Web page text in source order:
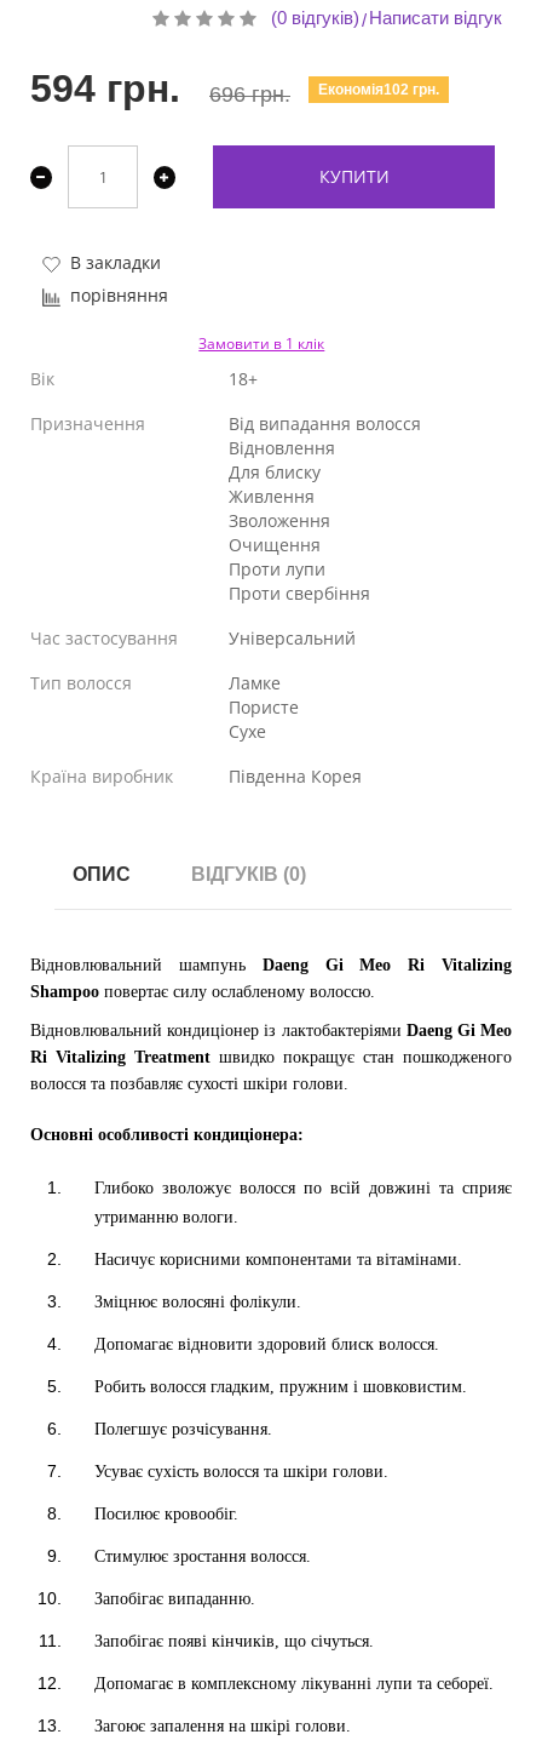
(0 відгуків)/Написати відгук
594 грн. 696 грн. Економія102 грн.
КУПИТИ
В закладки
порівняння
Замовити в 1 клік
Вік
18+
Призначення
Від випадання волосся
Відновлення
Для блиску
Живлення
Зволоження
Очищення
Проти лупи
Проти свербіння
Час застосування
Універсальний
Тип волосся
Ламке
Пористе
Сухе
Країна виробник
Південна Корея
ОПИС ВІДГУКІВ (0)
Відновлювальний шампунь Daeng Gi Meo Ri Vitalizing
Shampoo повертає силу ослабленому волоссю.
Відновлювальний кондиціонер із лактобактеріями Daeng Gi Meo
Ri Vitalizing Treatment швидко покращує стан пошкодженого
волосся та позбавляє сухості шкіри голови.
Основні особливості кондиціонера:
Глибоко зволожує волосся по всій довжині та сприяє
утриманню вологи.
Насичує корисними компонентами та вітамінами.
Зміцнює волосяні фолікули.
Допомагає відновити здоровий блиск волосся.
Робить волосся гладким, пружним і шовковистим.
Полегшує розчісування.
Усуває сухість волосся та шкіри голови.
Посилює кровообіг.
Стимулює зростання волосся.
Запобігає випаданню.
Запобігає появі кінчиків, що січуться.
Допомагає в комплексному лікуванні лупи та себореї.
Загоює запалення на шкірі голови.